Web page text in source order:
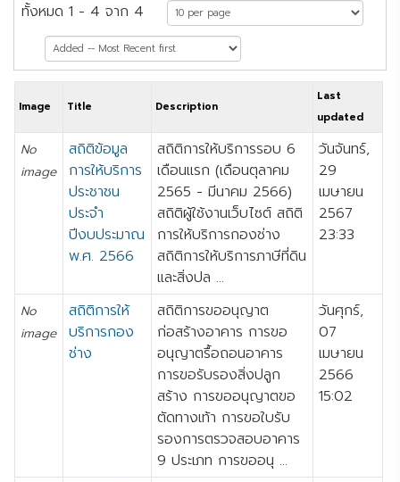
ทั้งหมด 1 - 4 จาก 4
Image Title Description
Last
updated
No
image
สถิติข้อมูล
การให้บริการ
ประชาชน
ประจำ
ปีงบประมาณ
พ.ศ. 2566
สถิติการให้บริการรอบ 6
เดือนแรก (เดือนตุลาคม
2565 - มีนาคม 2566)
สถิติผู้ใช้งานเว็บไซต์ สถิติ
การให้บริการกองช่าง
สถิติการให้บริการภาษีที่ดิน
และสิ่งปล ...
วันจันทร์,
29
เมษายน
2567
23:33
No
image
สถิติการให้
บริการกอง
ช่าง
สถิติการขออนุญาต
ก่อสร้างอาคาร การขอ
อนุญาตรื้อถอนอาคาร
การขอรับรองสิ่งปลูก
สร้าง การขออนุญาตขอ
ตัดทางเท้า การขอใบรับ
รองการตรวจสอบอาคาร
9 ประเภท การขออนุ ...
วันศุกร์,
07
เมษายน
2566
15:02